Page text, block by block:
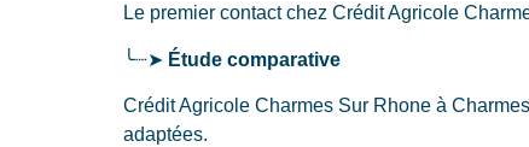
Le premier contact chez Crédit Agricole
╰┈➤ Étude comparative
Crédit Agricole Charmes Sur Rhone à
adaptées.